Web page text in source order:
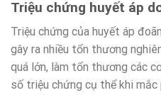
Triệu chứng huyết áp
Triệu chứng của huyết áp
gây ra nhiều tổn thương
quá lớn, làm tổn thương các
số triệu chứng cụ thể khi mắc